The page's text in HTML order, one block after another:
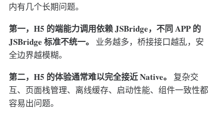
内有几个长期问题。
第一，H5 的端能力调用依赖 JSBridge，不同 APP 的
JSBridge 标准不统一。
业务越多，桥接接口越乱，安
全边界越模糊。
第二，H5 的体验通常难以完全接近 Native。
复杂交
互、页面栈管理、离线缓存、启动性能、组件一致性都
容易出问题。